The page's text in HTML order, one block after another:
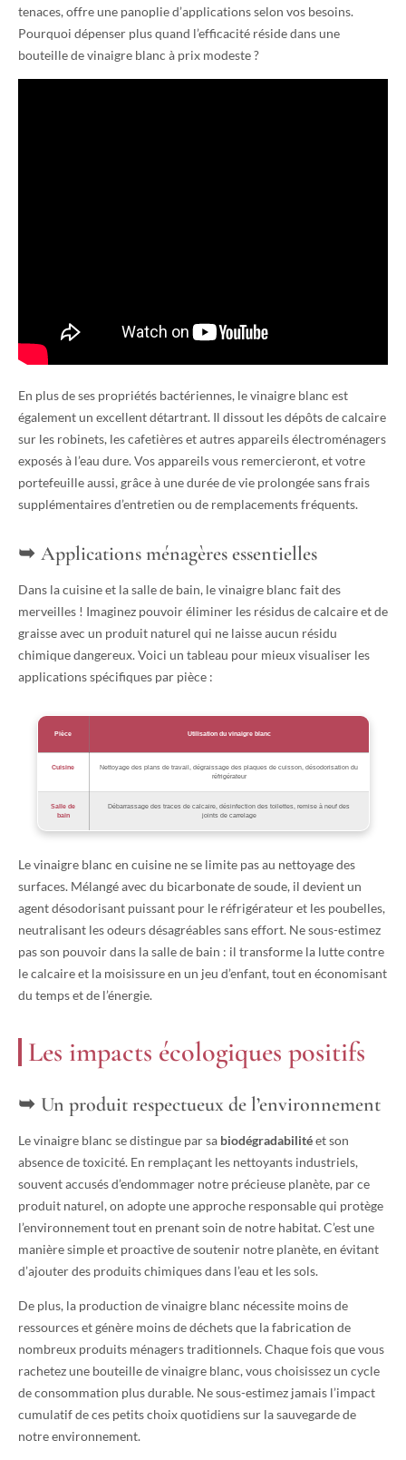
tenaces, offre une panoplie d’applications selon vos besoins.
Pourquoi dépenser plus quand l’efficacité réside dans une
bouteille de vinaigre blanc à prix modeste ?
En plus de ses propriétés bactériennes, le vinaigre blanc est
également un excellent détartrant. Il dissout les dépôts de calcaire
sur les robinets, les cafetières et autres appareils électroménagers
exposés à l’eau dure. Vos appareils vous remercieront, et votre
portefeuille aussi, grâce à une durée de vie prolongée sans frais
supplémentaires d’entretien ou de remplacements fréquents.
Applications ménagères essentielles
Dans la cuisine et la salle de bain, le vinaigre blanc fait des
merveilles ! Imaginez pouvoir éliminer les résidus de calcaire et de
graisse avec un produit naturel qui ne laisse aucun résidu
chimique dangereux. Voici un tableau pour mieux visualiser les
applications spécifiques par pièce :
Pièce Utilisation du vinaigre blanc
Cuisine
Nettoyage des plans de travail, dégraissage des plaques de cuisson, désodorisation du
réfrigérateur
Salle de
bain
Débarrassage des traces de calcaire, désinfection des toilettes, remise à neuf des
joints de carrelage
Le vinaigre blanc en cuisine ne se limite pas au nettoyage des
surfaces. Mélangé avec du bicarbonate de soude, il devient un
agent désodorisant puissant pour le réfrigérateur et les poubelles,
neutralisant les odeurs désagréables sans effort. Ne sous-estimez
pas son pouvoir dans la salle de bain : il transforme la lutte contre
le calcaire et la moisissure en un jeu d’enfant, tout en économisant
du temps et de l’énergie.
Les impacts écologiques positifs
Un produit respectueux de l’environnement
Le vinaigre blanc se distingue par sa biodégradabilitéet son
absence de toxicité. En remplaçant les nettoyants industriels,
souvent accusés d’endommager notre précieuse planète, par ce
produit naturel, on adopte une approche responsable qui protège
l’environnement tout en prenant soin de notre habitat. C’est une
manière simple et proactive de soutenir notre planète, en évitant
d’ajouter des produits chimiques dans l’eau et les sols.
De plus, la production de vinaigre blanc nécessite moins de
ressources et génère moins de déchets que la fabrication de
nombreux produits ménagers traditionnels. Chaque fois que vous
rachetez une bouteille de vinaigre blanc, vous choisissez un cycle
de consommation plus durable. Ne sous-estimez jamais l’impact
cumulatif de ces petits choix quotidiens sur la sauvegarde de
notre environnement.